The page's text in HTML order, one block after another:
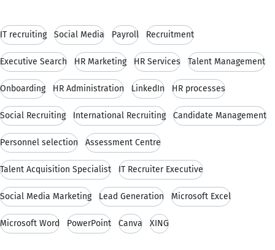
IT recruiting Social Media Payroll Recruitment
Executive Search HR Marketing HR Services Talent Management
Onboarding HR Administration LinkedIn HR processes
Social Recruiting International Recruiting Candidate Management
Personnel selection Assessment Centre
Talent Acquisition Specialist IT Recruiter Executive
Social Media Marketing Lead Generation Microsoft Excel
Microsoft Word PowerPoint Canva XING